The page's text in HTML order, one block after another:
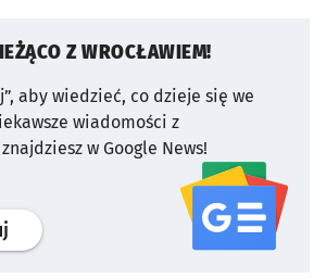
Z WROCŁAWIEM!
aby wiedzieć, co dzieje się we
wiadomości z
w Google News!
profil serwisu